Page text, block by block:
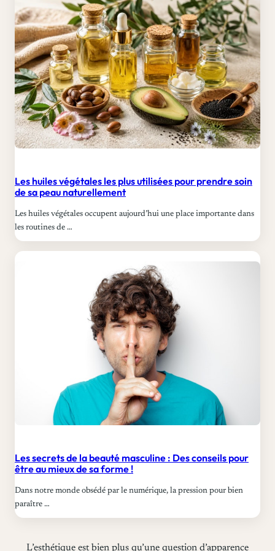
Les huiles végétales les plus utilisées pour prendre soin
de sa peau naturellement
Les huiles végétales occupent aujourd’hui une place importante dans
les routines de …
Les secrets de la beauté masculine : Des conseils pour
être au mieux de sa forme !
Dans notre monde obsédé par le numérique, la pression pour bien
paraître …
L’esthétique est bien plus qu’une question d’apparence